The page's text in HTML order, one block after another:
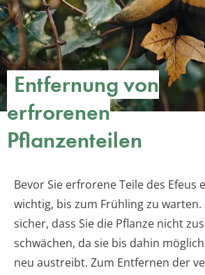
Entfernung von
erfrorenen
Pflanzenteilen
Bevor Sie erfrorene Teile des Efeus
wichtig, bis zum Frühling zu warten.
sicher, dass Sie die Pflanze nicht
schwächen, da sie bis dahin
neu austreibt. Zum Entfernen der